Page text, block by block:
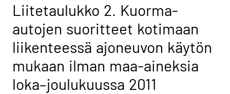
Liitetaulukko 2. Kuorma-
autojen suoritteet kotimaan
liikenteessä ajoneuvon käytön
mukaan ilman maa-aineksia
loka–joulukuussa 2011